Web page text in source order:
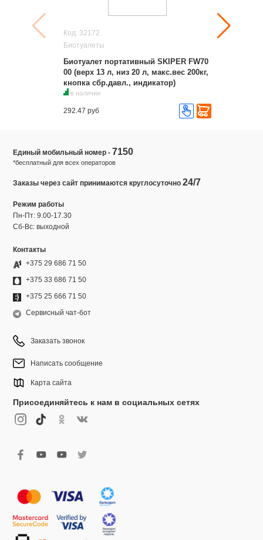
Код: 32172
Биотуалеты
Биотуалет портативный SKIPER FW70
00 (верх 13 л, низ 20 л, макс.вес 200кг,
кнопка сбр.давл., индикатор)
в наличии
292.47 руб
Единый мобильный номер - 7150
*бесплатный для всех операторов
Заказы через сайт принимаются круглосуточно24/7
Режим работы
Пн-Пт: 9.00-17.30
Сб-Вс: выходной
Контакты
+375 29 686 71 50
+375 33 686 71 50
+375 25 666 71 50
Сервисный чат-бот
Заказать звонок
Написать сообщение
Карта сайта
Присоединяйтесь к нам в социальных сетях